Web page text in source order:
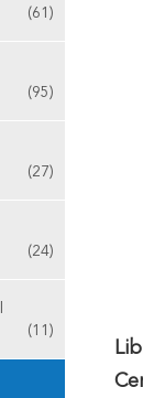
(61)
(95)
(27)
(24)
(11)